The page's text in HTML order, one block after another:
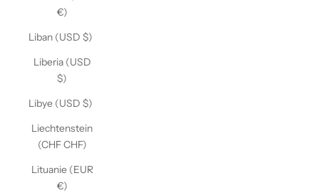
€)
Liban (USD $)
Liberia (USD
$)
Libye (USD $)
Liechtenstein
(CHF CHF)
Lituanie (EUR
€)